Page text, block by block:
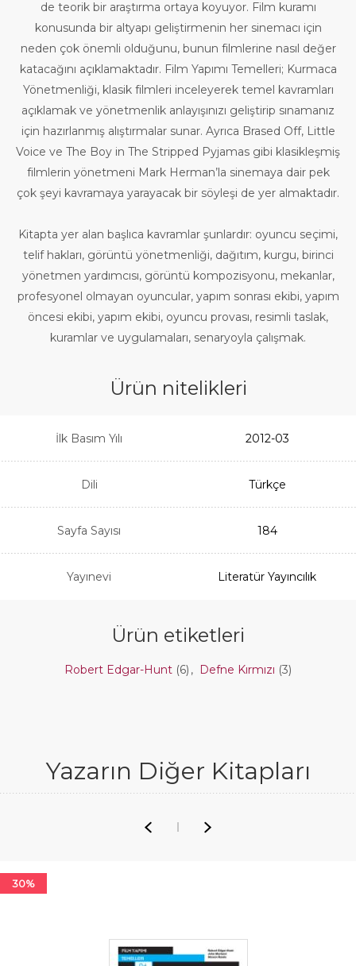
de teorik bir araştırma ortaya koyuyor. Film kuramı
konusunda bir altyapı geliştirmenin her sinemacı için
neden çok önemli olduğunu, bunun filmlerine nasıl değer
katacağını açıklamaktadır. Film Yapımı Temelleri; Kurmaca
Yönetmenliği, klasik filmleri inceleyerek temel kavramları
açıklamak ve yönetmenlik anlayışınızı geliştirip sınamanız
için hazırlanmış alıştırmalar sunar. Ayrıca Brased Off, Little
Voice ve The Boy in The Stripped Pyjamas gibi klasikleşmiş
filmlerin yönetmeni Mark Herman’la sinemaya dair pek
çok şeyi kavramaya yarayacak bir söyleşi de yer almaktadır.
Kitapta yer alan başlıca kavramlar şunlardır: oyuncu seçimi,
telif hakları, görüntü yönetmenliği, dağıtım, kurgu, birinci
yönetmen yardımcısı, görüntü kompozisyonu, mekanlar,
profesyonel olmayan oyuncular, yapım sonrası ekibi, yapım
öncesi ekibi, yapım ekibi, oyuncu provası, resimli taslak,
kuramlar ve uygulamaları, senaryoyla çalışmak.
Ürün nitelikleri
İlk Basım Yılı 2012-03
Dili Türkçe
Sayfa Sayısı 184
Yayınevi Literatür Yayıncılık
Ürün etiketleri
Robert Edgar-Hunt (6) , Defne Kırmızı (3)
Yazarın Diğer Kitapları
30%